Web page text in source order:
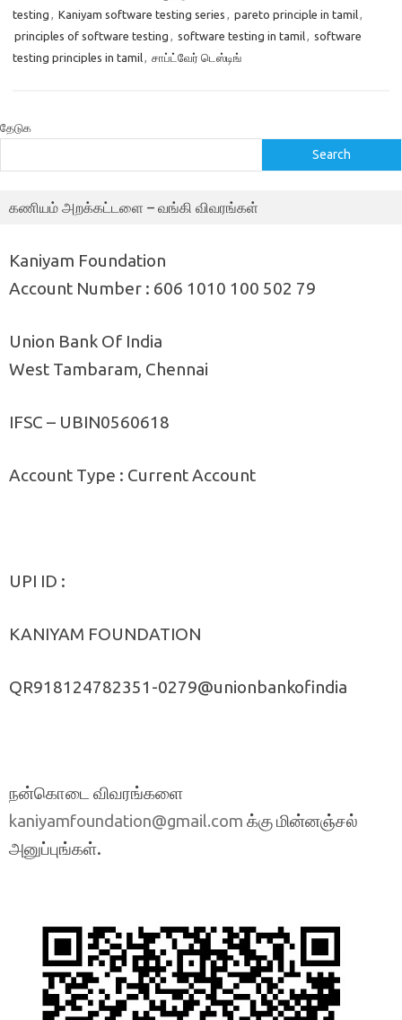
testing , Kaniyam software testing series , pareto principle in tamil,
principles of software testing , software testing in tamil, software
testing principles in tamil, சாப்ட்வேர் டெஸ்டிங்
தேடுக
Search
கணியம் அறக்கட்டளை – வங்கி விவரங்கள்
Kaniyam Foundation
Account Number : 606 1010 100 502 79
Union Bank Of India
West Tambaram, Chennai
IFSC – UBIN0560618
Account Type : Current Account
UPI ID :
KANIYAM FOUNDATION
QR918124782351-0279@unionbankofindia
நன்கொடை விவரங்களை
kaniyamfoundation@gmail.com க்கு மின்னஞ்சல்
அனுப்புங்கள்.